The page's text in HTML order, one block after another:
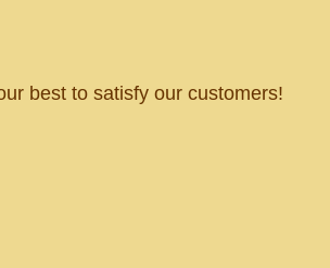
best to satisfy our customers!